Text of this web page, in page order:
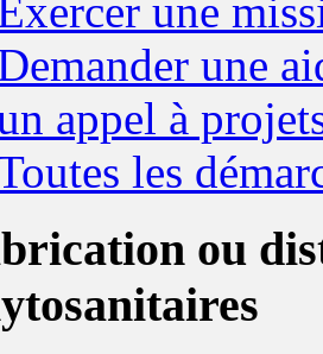
une
une
appel à
les
ou